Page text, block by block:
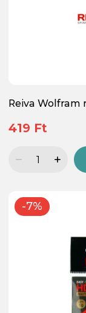
Reiva Wolfram
419 Ft
-7%